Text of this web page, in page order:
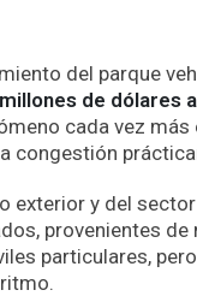
del parque
de dólares
cada vez
congestión
exterior y del
provenientes
particulares,